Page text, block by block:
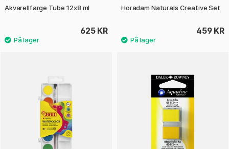
Akvarellfarge Tube 12x8 ml
625 KR
Horadam Naturals Creative Set
459 KR